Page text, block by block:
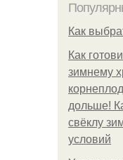
Как
Как
зимнему
дольше!
свёклу
условий